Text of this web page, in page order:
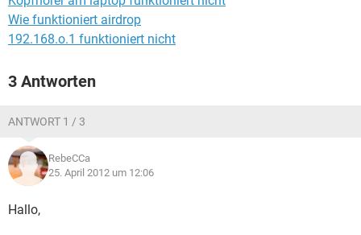
Wie funktioniert airdrop
192.168.o.1 funktioniert nicht
3 Antworten
ANTWORT 1 / 3
RebeCCa
25. April 2012 um 12:06
Hallo,